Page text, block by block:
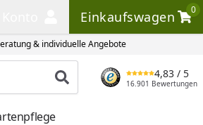
& individuelle Angebote
Einkaufswagen
0
Einkaufswagen
Produkt suchen
4,83 / 5
16.901 Bewertungen